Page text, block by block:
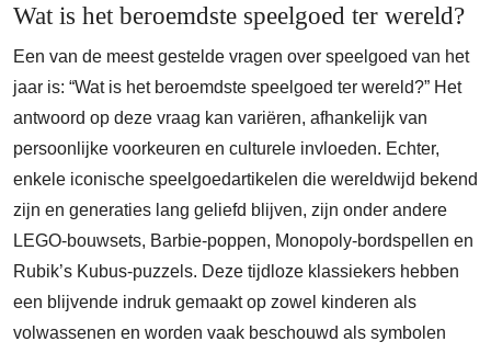
Wat is het beroemdste speelgoed ter wereld?
Een van de meest gestelde vragen over speelgoed van het
jaar is: “Wat is het beroemdste speelgoed ter wereld?” Het
antwoord op deze vraag kan variëren, afhankelijk van
persoonlijke voorkeuren en culturele invloeden. Echter,
enkele iconische speelgoedartikelen die wereldwijd bekend
zijn en generaties lang geliefd blijven, zijn onder andere
LEGO-bouwsets, Barbie-poppen, Monopoly-bordspellen en
Rubik’s Kubus-puzzels. Deze tijdloze klassiekers hebben
een blijvende indruk gemaakt op zowel kinderen als
volwassenen en worden vaak beschouwd als symbolen